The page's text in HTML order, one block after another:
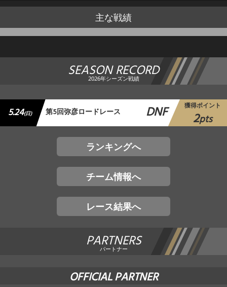
主な戦績
SEASON RECORD
2026年シーズン戦績
5.24(日) 第5回弥彦ロードレース DNF 獲得ポイント
2pts
ランキングへ
チーム情報へ
レース結果へ
PARTNERS
パートナー
OFFICIAL PARTNER